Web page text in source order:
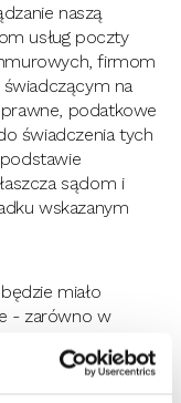
naszą
usług poczty
firmom
na
podatkowe
świadczenia tych
sądom i
wskazanym
miało
- zarówno w